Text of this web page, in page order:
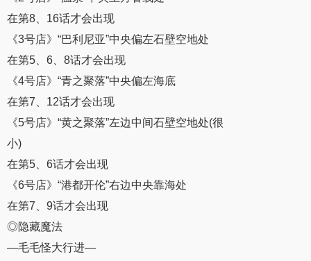
在第8、16话才会出现
《3号店》“巴利尼亚”中央偏左石壁空地处
在第5、6、8话才会出现
《4号店》“青之聚落”中央偏左海底
在第7、12话才会出现
《5号店》“黄之聚落”左边中间石壁空地处(很
小)
在第5、6话才会出现
《6号店》“港都开伦”右边中央靠海处
在第7、9话才会出现
◎隐藏魔法
—毛毛怪大行进—